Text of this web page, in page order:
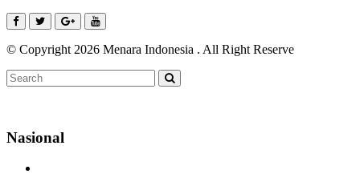
© Copyright 2026 Menara Indonesia . All Right Reserve
Nasional